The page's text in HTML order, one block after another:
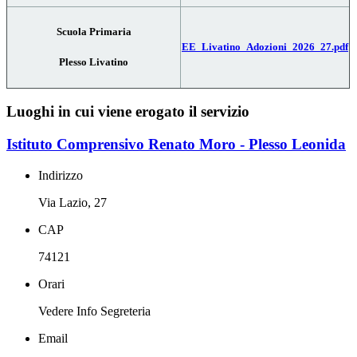
Scuola Primaria
Plesso Livatino
EE_Livatino_Adozioni_2026_27.pdf
Luoghi in cui viene erogato il servizio
Istituto Comprensivo Renato Moro - Plesso Leonida
Indirizzo
Via Lazio, 27
CAP
74121
Orari
Vedere Info Segreteria
Email